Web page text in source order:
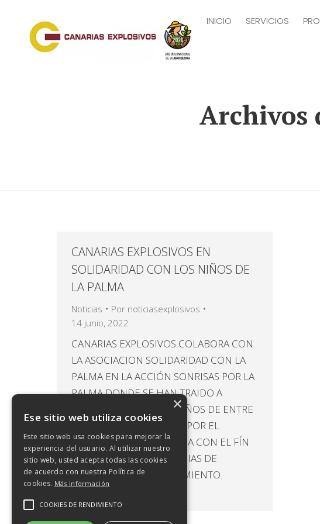
INICIO SERVICIOS
Archivos
CANARIAS EXPLOSIVOS EN
SOLIDARIDAD CON LOS NIÑOS DE
LA PALMA
Noticias Por noticiasexplosivos
14 junio, 2022
CANARIAS EXPLOSIVOS COLABORA CON
LA ASOCIACION SOLIDARIDAD CON LA
PALMA EN LA ACCIÓN SONRISAS POR LA
PALMA DONDE SE HAN TRAIDO A
TENERIFE GRUPOS DE NIÑOS DE ENTRE
8 Y 12 AÑOS AFECTADOS POR EL
VOLCÁN DE CUMBRE VIEJA CON EL FÍN
DE QUE TENGAN UNOS DIAS DE
DISTRACCIÓN Y ESPARCIMIENTO.
Descargar
×
Ese sitio web utiliza cookies
Este sitio web usa cookies para mejorar la
experiencia del usuario. Al utilizar nuestro
sitio web, usted acepta todas las cookies
de acuerdo con nuestra Política de
cookies. Más información
COOKIES DE RENDIMIENTO